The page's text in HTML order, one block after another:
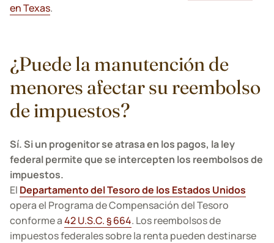
en Texas.
¿Puede la manutención de
menores afectar su reembolso
de impuestos?
Sí. Si un progenitor se atrasa en los pagos, la ley
federal permite que se intercepten los reembolsos de
impuestos.
El Departamento del Tesoro de los Estados Unidos
opera el Programa de Compensación del Tesoro
conforme a42 U.S.C. § 664. Los reembolsos de
impuestos federales sobre la renta pueden destinarse